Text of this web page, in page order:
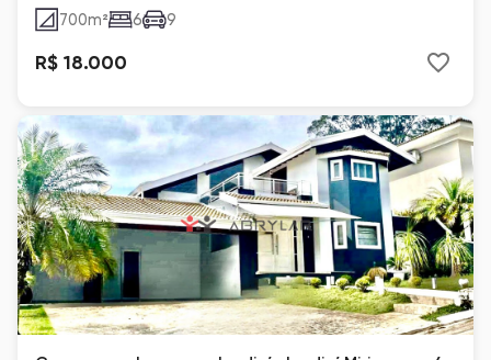
700m² 6 9
R$ 18.000